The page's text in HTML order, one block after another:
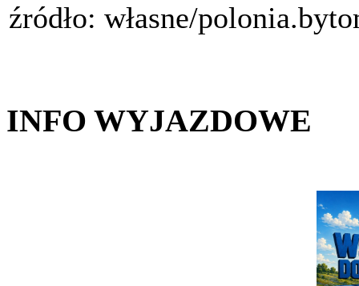
źródło: własne/
INFO WYJAZDOWE